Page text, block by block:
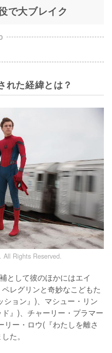
で大ブレイク
れた経緯とは？
Rights Reserved.
として彼のほかにはエイ
レグリンと奇妙なこどもた
ション』)、マシュー・リン
』)、チャーリー・プラマー
ー・ロウ(『わたしを離さ
た。